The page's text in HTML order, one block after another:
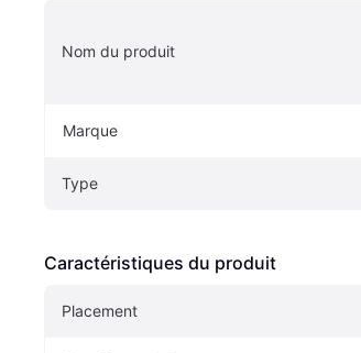
Nom du produit
Marque
Type
Caractéristiques du produit
Placement